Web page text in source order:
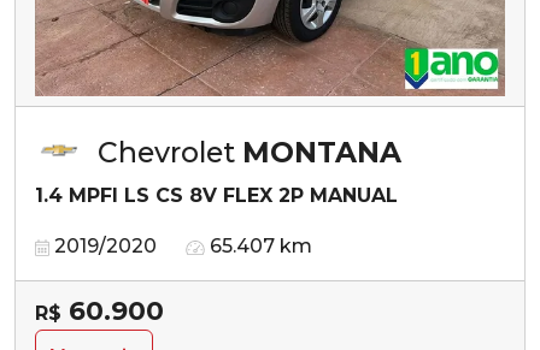
Chevrolet MONTANA
1.4 MPFI LS CS 8V FLEX 2P MANUAL
2019/2020 65.407 km
R$ 60.900